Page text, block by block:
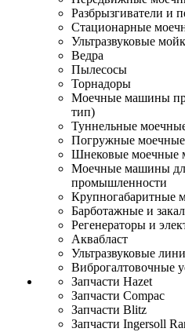
Разбрызгиватели и
Стационарные
Ультразвуковые
Ведра
Пылесосы
Торнадоры
Моечные машины
тип)
Туннельные
Погружные
Шнековые моечные
Моечные машины
промышленности
Крупногабаритные
Барботажные и
Регенераторы и
Аквабласт
Ультразвуковые
Виброгалтовочные
Запчасти Hazet
Запчасти Compac
Запчасти Blitz
Запчасти Ingersoll